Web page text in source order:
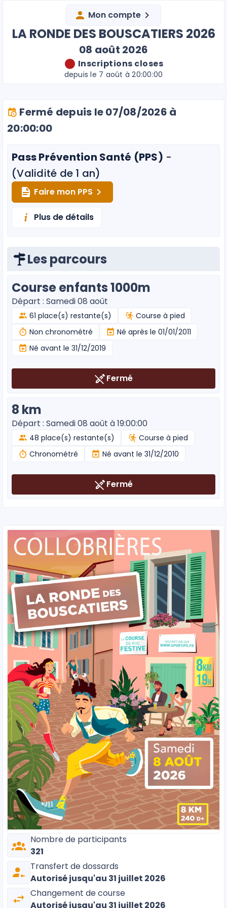
Mon compte
LA RONDE DES BOUSCATIERS 2026
08 août 2026
Inscriptions closes
depuis le 7 août à 20:00:00
Nombre de participants
321
Transfert de dossards
Autoriséjusqu'au 31 juillet 2026
Changement de course
Autoriséjusqu'au 31 juillet 2026
Fermé depuis le 07/08/2026 à
20:00:00
Pass Prévention Santé (PPS) -
(Validité de 1 an)
Faire mon PPS
Plus de détails
Les parcours
Course enfants 1000m
Départ : Samedi 08 août
61 place(s) restante(s)
Course à pied
Non chronométré
Né après le 01/01/2011
Né avant le 31/12/2019
Fermé
8 km
Départ : Samedi 08 août à 19:00:00
48 place(s) restante(s)
Course à pied
Chronométré
Né avant le 31/12/2010
Fermé